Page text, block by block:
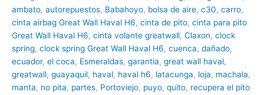
ambato, autorepuestos, Babahoyo, bolsa de aire, c30, carro,
cinta airbag Great Wall Haval H6, cinta de pito, cinta para pito
Great Wall Haval H6, cinta volante greatwall, Claxon, clock
spring, clock spring Great Wall Haval H6, cuenca, dañado,
ecuador, el coca, Esmeraldas, garantia, great wall haval,
greatwall, guayaquil, haval, haval h6, latacunga, loja, machala,
manta, no pita, partes, Portoviejo, puyo, quito, recupera el pito